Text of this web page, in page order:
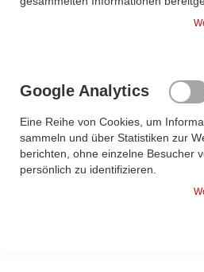
Sie haben keine Artikel zum
In den
In den
Google Analytics
Eine Reihe von Cookies, um
sammeln und über Statistiken zur
berichten, ohne einzelne Besucher
persönlich zu identifizieren.